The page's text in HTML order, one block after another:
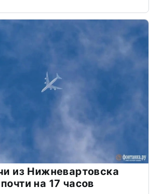
из Нижневартовска
на 17 часов